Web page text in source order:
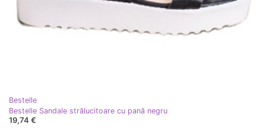
Bestelle
Bestelle Sandale strălucitoare cu pană negru
19,74 €